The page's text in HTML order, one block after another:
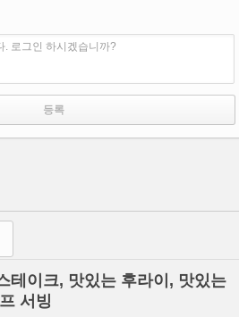
. 로그인 하시겠습니까?
테이크, 맛있는 후라이, 맛있는
서빙